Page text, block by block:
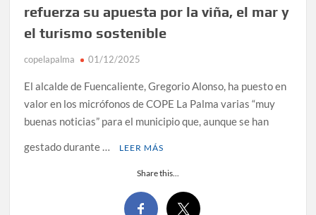
refuerza su apuesta por la viña, el mar y
el turismo sostenible
copelapalma 01/12/2025
El alcalde de Fuencaliente, Gregorio Alonso, ha puesto en
valor en los micrófonos de COPE La Palma varias “muy
buenas noticias” para el municipio que, aunque se han
gestado durante …
LEER MÁS
Share this...